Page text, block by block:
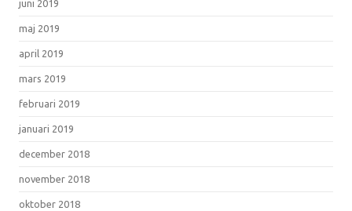
juni 2019
maj 2019
april 2019
mars 2019
februari 2019
januari 2019
december 2018
november 2018
oktober 2018